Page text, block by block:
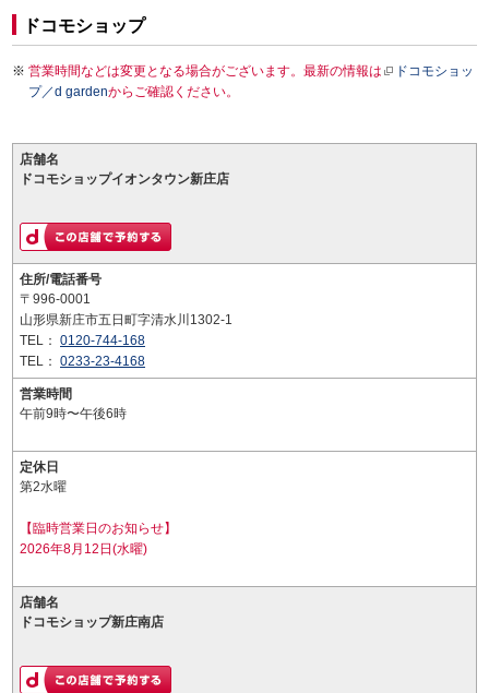
ドコモショップ
営業時間などは変更となる場合がございます。最新の情報は
ドコモショッ
プ／d gardenからご確認ください。
店舗名
ドコモショップイオンタウン新庄店
住所/電話番号
〒996-0001
山形県新庄市五日町字清水川1302-1
TEL： 0120-744-168
TEL： 0233-23-4168
営業時間
午前9時〜午後6時
定休日
第2水曜
【臨時営業日のお知らせ】
2026年8月12日(水曜)
店舗名
ドコモショップ新庄南店